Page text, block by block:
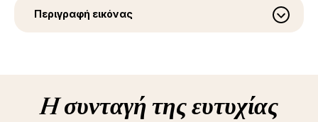
Περιγραφή εικόνας
H συνταγή της ευτυχίας